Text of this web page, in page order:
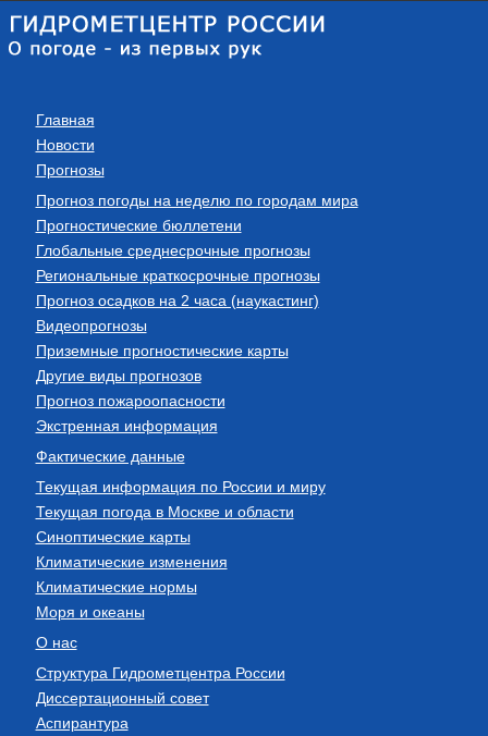
Главная
Новости
Прогнозы
Прогноз погоды на неделю по городам мира
Прогностические бюллетени
Глобальные среднесрочные прогнозы
Региональные краткосрочные прогнозы
Прогноз осадков на 2 часа (наукастинг)
Видеопрогнозы
Приземные прогностические карты
Другие виды прогнозов
Прогноз пожароопасности
Экстренная информация
Фактические данные
Текущая информация по России и миру
Текущая погода в Москве и области
Синоптические карты
Климатические изменения
Климатические нормы
Моря и океаны
О нас
Структура Гидрометцентра России
Диссертационный совет
Аспирантура